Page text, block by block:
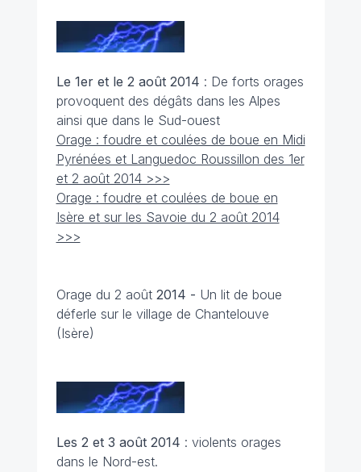
Le 1er et le 2 août 2014 : De forts orages
provoquent des dégâts dans les Alpes
ainsi que dans le Sud-ouest
Orage : foudre et coulées de boue en Midi
Pyrénées et Languedoc Roussillon des 1er
et 2 août 2014 >>>
Orage : foudre et coulées de boue en
Isère et sur les Savoie du 2 août 2014
>>>
Orage du 2 août 2014 - Un lit de boue
déferle sur le village de Chantelouve
(Isère)
Les 2 et 3 août 2014 : violents orages
dans le Nord-est.